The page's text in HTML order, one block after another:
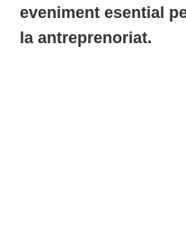
eveniment esential
la antreprenoriat.